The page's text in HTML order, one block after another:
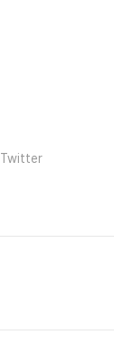
Twitter